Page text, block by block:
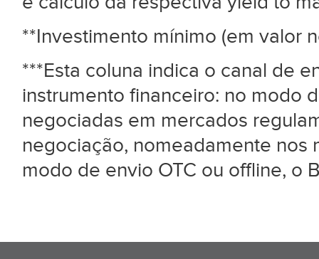
**Investimento mínimo (em valor
***Esta coluna indica o canal de
instrumento financeiro: no modo
negociadas em mercados
negociação, nomeadamente nos
modo de envio OTC ou offline, o